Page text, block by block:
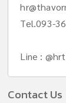
Tel.093-
Line :
Contact Us